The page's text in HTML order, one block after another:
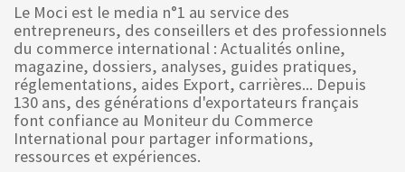
Le Moci est le media n°1 au service des
entrepreneurs, des conseillers et des professionnels
du commerce international : Actualités online,
magazine, dossiers, analyses, guides pratiques,
réglementations, aides Export, carrières... Depuis
130 ans, des générations d'exportateurs français
font confiance au Moniteur du Commerce
International pour partager informations,
ressources et expériences.